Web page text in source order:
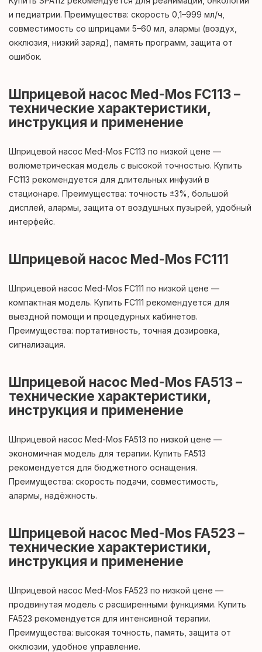
и педиатрии. Преимущества: скорость 0,1–999 мл/ч,
совместимость со шприцами 5–60 мл, алармы (воздух,
окклюзия, низкий заряд), память программ, защита от
ошибок.
Шприцевой насос Med-Mos FC113 –
технические характеристики,
инструкция и применение
Шприцевой насос Med-Mos FC113 по низкой цене —
волюметрическая модель с высокой точностью. Купить
FC113 рекомендуется для длительных инфузий в
стационаре. Преимущества: точность ±3%, большой
дисплей, алармы, защита от воздушных пузырей, удобный
интерфейс.
Шприцевой насос Med-Mos FC111
Шприцевой насос Med-Mos FC111 по низкой цене —
компактная модель. Купить FC111 рекомендуется для
выездной помощи и процедурных кабинетов.
Преимущества: портативность, точная дозировка,
сигнализация.
Шприцевой насос Med-Mos FA513 –
технические характеристики,
инструкция и применение
Шприцевой насос Med-Mos FA513 по низкой цене —
экономичная модель для терапии. Купить FA513
рекомендуется для бюджетного оснащения.
Преимущества: скорость подачи, совместимость,
алармы, надёжность.
Шприцевой насос Med-Mos FA523 –
технические характеристики,
инструкция и применение
Шприцевой насос Med-Mos FA523 по низкой цене —
продвинутая модель с расширенными функциями. Купить
FA523 рекомендуется для интенсивной терапии.
Преимущества: высокая точность, память, защита от
окклюзии, удобное управление.